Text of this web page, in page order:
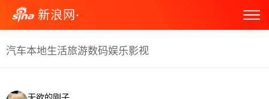
新浪网·
汽车本地生活旅游数码娱乐影视
无欲的刚子